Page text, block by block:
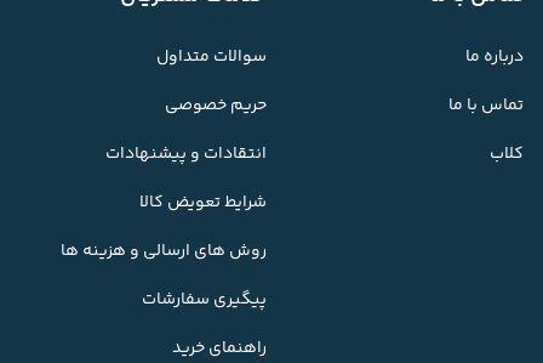
درباره ما
تماس با ما
کلاب
سوالات متداول
حریم خصوصی
انتقادات و پیشنهادات
شرایط تعویض کالا
روش های ارسالی و هزینه ها
پیگیری سفارشات
راهنمای خرید